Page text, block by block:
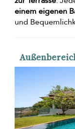
einem eigenen
und